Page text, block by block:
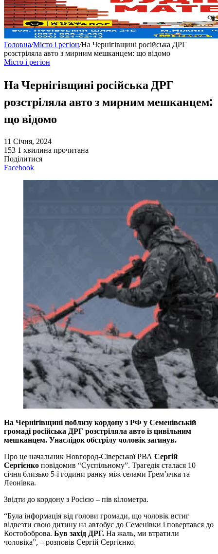
Головна/Місто і регіон/На Чернігівщині російська ДРГ
розстріляла авто з мирним мешканцем: що відомо
Місто і регіон
На Чернігівщині російська ДРГ
розстріляла авто з мирним мешканцем:
що відомо
11 Січня, 2024
153 1 хвилина прочитана
Поділитися
Facebook
На Чернігівщині поблизу кордону з РФ у Семенівській
громаді російська ДРГ розстріляла авто із цивільним
мешканцем. Унаслідок обстрілу чоловік загинув.
Про це начальник Новгород-Сіверської РВА Сергій
Сергієнко повідомив “Суспільному”. Трагедія сталася 10
січня близько 5-ї години ранку між селами Грем’ячка та
Леонівка.
Звідти до кордону з Росією – пів кілометра.
“Була інформація від голови громади, що чоловік встиг
відвезти свою дитину на автобус до Семенівки і повертався до
Костобоброва. Був захід ДРГ. На жаль, ми втратили
чоловіка”, – розповів Сергій Сергієнко.